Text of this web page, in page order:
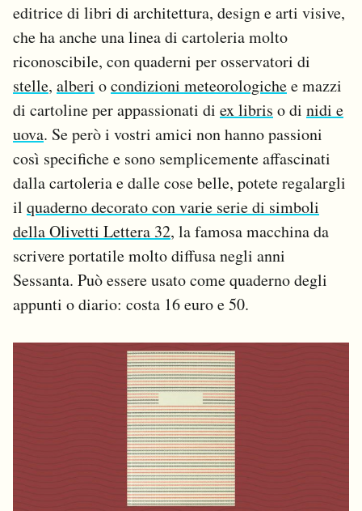
editrice di libri di architettura, design e arti visive,
che ha anche una linea di cartoleria molto
riconoscibile, con quaderni per osservatori di
stelle, alberi ocondizioni meteorologichee mazzi
di cartoline per appassionati di ex libris o di nidi e
uova. Se però i vostri amici non hanno passioni
così specifiche e sono semplicemente affascinati
dalla cartoleria e dalle cose belle, potete regalargli
il quaderno decorato con varie serie di simboli
della Olivetti Lettera 32, la famosa macchina da
scrivere portatile molto diffusa negli anni
Sessanta. Può essere usato come quaderno degli
appunti o diario: costa 16 euro e 50.